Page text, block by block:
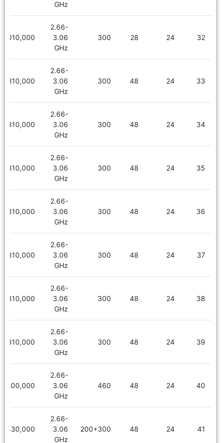
GHz
32
24
28
300
2.66-
3.06
GHz
2,010,000
33
24
48
300
2.66-
3.06
GHz
2,310,000
34
24
48
300
2.66-
3.06
GHz
2,310,000
35
24
48
300
2.66-
3.06
GHz
2,310,000
36
24
48
300
2.66-
3.06
GHz
2,310,000
37
24
48
300
2.66-
3.06
GHz
2,310,000
38
24
48
300
2.66-
3.06
GHz
2,310,000
39
24
48
300
2.66-
3.06
GHz
2,310,000
40
24
48
460
2.66-
3.06
GHz
2,400,000
41
24
48
200+300
2.66-
3.06
GHz
2,430,000